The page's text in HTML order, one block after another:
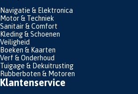
Navigatie & Elektronica
Motor & Techniek
Sanitair & Comfort
Kleding & Schoenen
Veiligheid
Boeken & Kaarten
Verf & Onderhoud
Tuigage & Dekuitrusting
Rubberboten & Motoren
Klantenservice